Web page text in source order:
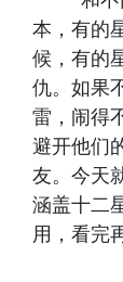
本，有的
候，有的
仇。如果
雷，闹得
避开他们
友。今天
涵盖十二
用，看完